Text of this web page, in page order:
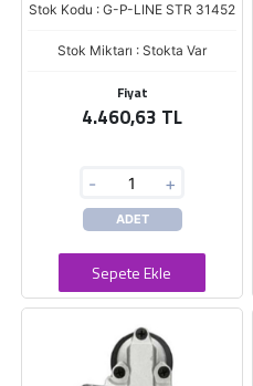
Stok Kodu : G-P-LINE STR 31452
Stok Miktarı : Stokta Var
Fiyat
4.460,63 TL
- +
ADET
Sepete Ekle